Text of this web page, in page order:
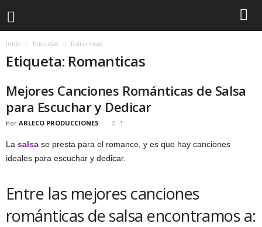
Inicio Etiquetas Romanticas
Etiqueta: Romanticas
Mejores Canciones Románticas de Salsa
para Escuchar y Dedicar
Por ARLECO PRODUCCIONES 1
La salsa se presta para el romance, y es que hay canciones
ideales para escuchar y dedicar.
Entre las mejores canciones
románticas de salsa encontramos a: